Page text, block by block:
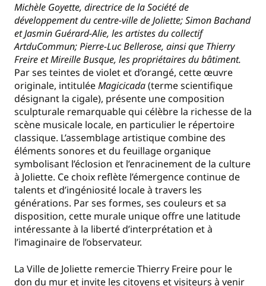
Michèle Goyette, directrice de la Société de
développement du centre-ville de Joliette; Simon Bachand
et Jasmin Guérard-Alie, les artistes du collectif
ArtduCommun; Pierre-Luc Bellerose, ainsi que Thierry
Freire et Mireille Busque, les propriétaires du bâtiment.
Par ses teintes de violet et d’orangé, cette œuvre
originale, intituléeMagicicada(terme scientifique
désignant la cigale), présente une composition
sculpturale remarquable qui célèbre la richesse de la
scène musicale locale, en particulier le répertoire
classique. L’assemblage artistique combine des
éléments sonores et du feuillage organique
symbolisant l’éclosion et l’enracinement de la culture
à Joliette. Ce choix reflète l’émergence continue de
talents et d’ingéniosité locale à travers les
générations. Par ses formes, ses couleurs et sa
disposition, cette murale unique offre une latitude
intéressante à la liberté d’interprétation et à
l’imaginaire de l’observateur.
La Ville de Joliette remercie Thierry Freire pour le
don du mur et invite les citoyens et visiteurs à venir